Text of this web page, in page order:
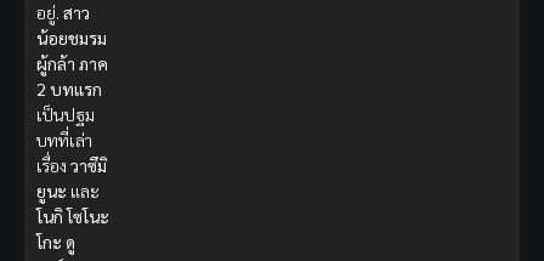
อยู่. สาว
น้อยชมรม
ผู้กล้า ภาค
2 บทแรก
เป็นปฐม
บทที่เล่า
เรื่อง วาซึมิ
ยูนะ และ
โนกิ โซโนะ
โกะ ดู